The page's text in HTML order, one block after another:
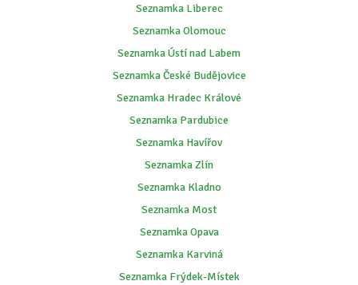
Seznamka Liberec
Seznamka Olomouc
Seznamka Ústí nad Labem
Seznamka České Budějovice
Seznamka Hradec Králové
Seznamka Pardubice
Seznamka Havířov
Seznamka Zlín
Seznamka Kladno
Seznamka Most
Seznamka Opava
Seznamka Karviná
Seznamka Frýdek-Místek